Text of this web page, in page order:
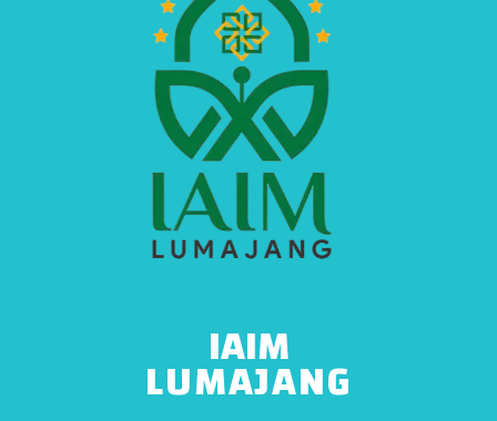
IAIM
LUMAJANG